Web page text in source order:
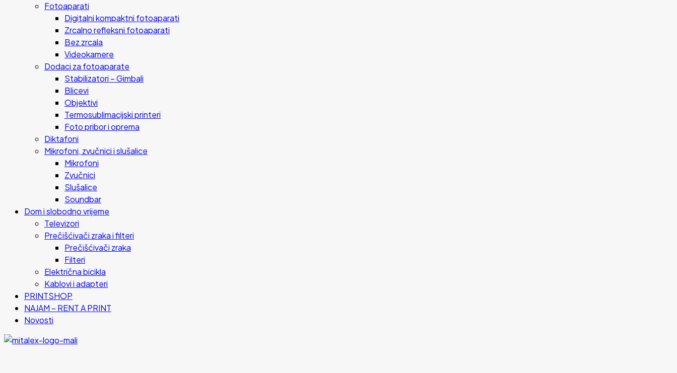
Fotoaparati
Digitalni kompaktni fotoaparati
Zrcalno refleksni fotoaparati
Bez zrcala
Videokamere
Dodaci za fotoaparate
Stabilizatori – Gimbali
Blicevi
Objektivi
Termosublimacijski printeri
Foto pribor i oprema
Diktafoni
Mikrofoni, zvučnici i slušalice
Mikrofoni
Zvučnici
Slušalice
Soundbar
Dom i slobodno vrijeme
Televizori
Prečišćivači zraka i filteri
Prečišćivači zraka
Filteri
Električna bicikla
Kablovi i adapteri
PRINTSHOP
NAJAM – RENT A PRINT
Novosti